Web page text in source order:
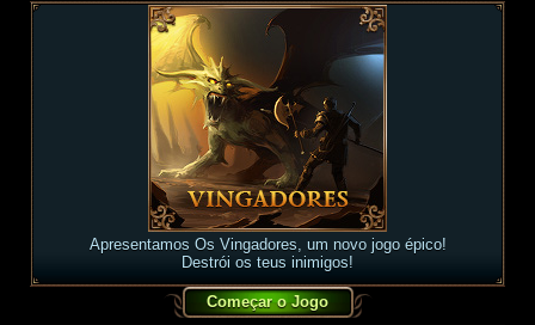
Apresentamos Os Vingadores, um novo jogo épico!
Destrói os teus inimigos!